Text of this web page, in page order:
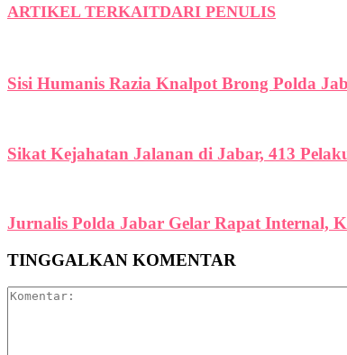
ARTIKEL TERKAITDARI PENULIS
Sisi Humanis Razia Knalpot Brong Polda
Sikat Kejahatan Jalanan di Jabar, 413
Jurnalis Polda Jabar Gelar Rapat Internal,
TINGGALKAN KOMENTAR